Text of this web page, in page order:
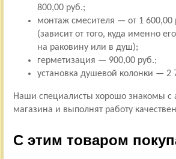
800,00 руб.;
монтаж смесителя — от 1 600,00
(зависит от того, куда именно
на раковину или в душ);
герметизация — 900,00 руб.;
установка душевой колонки — 2
Наши специалисты хорошо знакомы с
магазина и выполнят работу
С этим товаром